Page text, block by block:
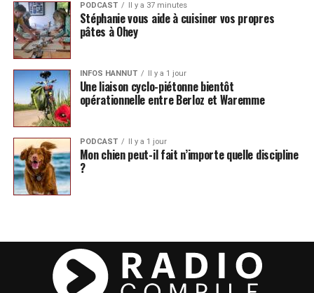
PODCAST Il y a 37 minutes
Stéphanie vous aide à cuisiner vos propres
pâtes à Ohey
INFOS HANNUT Il y a 1 jour
Une liaison cyclo-piétonne bientôt
opérationnelle entre Berloz et Waremme
PODCAST Il y a 1 jour
Mon chien peut-il fait n’importe quelle discipline
?